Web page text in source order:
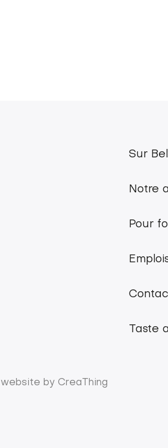
menu
Pork
Sur
Notre
Pour
Taste
website by CreaThing